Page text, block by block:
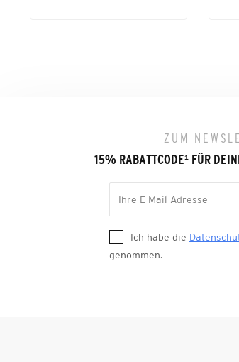
ZUM
15% RABATTCODE¹FÜR
Ich habe die
genommen.